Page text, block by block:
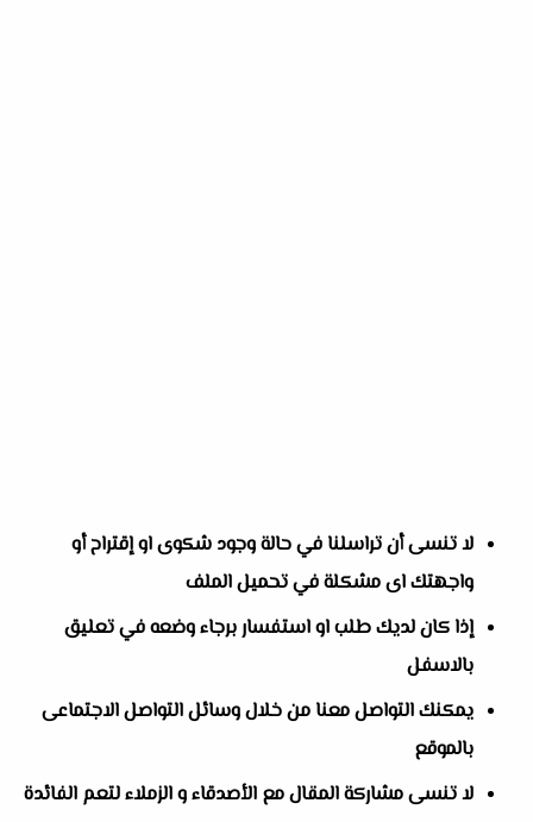
لا تنسى أن تراسلنا في حالة وجود شكوى او إقتراح أو
واجهتك اى مشكلة في تحميل الملف
إذا كان لديك طلب او استفسار برجاء وضعه في تعليق
بالاسفل
يمكنك التواصل معنا من خلال وسائل التواصل الاجتماعى
بالموقع
لا تنسى مشاركة المقال مع الأصدقاء و الزملاء لتعم الفائدة